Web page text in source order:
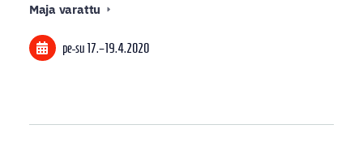
Maja varattu
pe-su 17.–19.4.2020